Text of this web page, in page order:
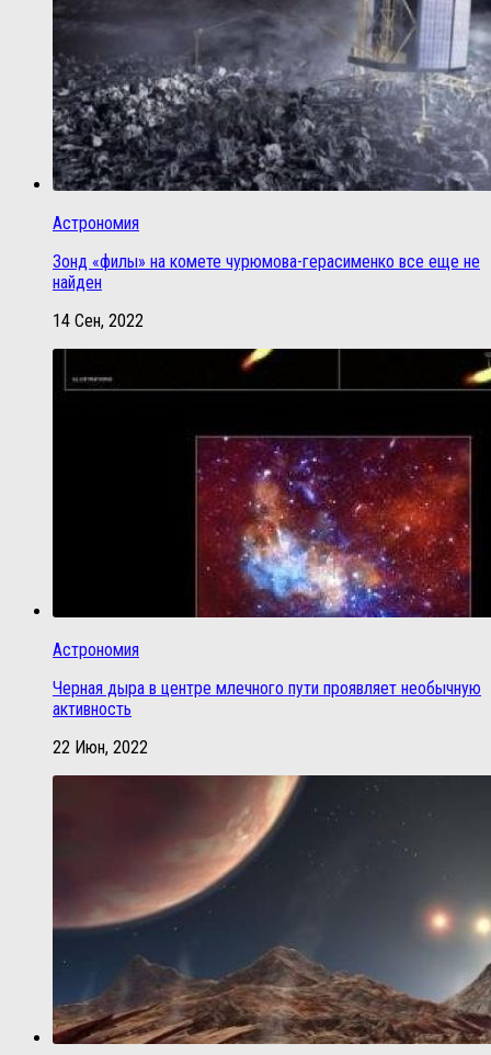
Астрономия
Зонд «филы» на комете чурюмова-герасименко все еще не
найден
14 Сен, 2022
Астрономия
Черная дыра в центре млечного пути проявляет необычную
активность
22 Июн, 2022